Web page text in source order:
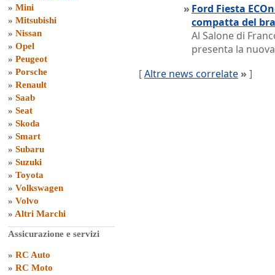
» Mini
» Mitsubishi
» Nissan
» Opel
» Peugeot
» Porsche
» Renault
» Saab
» Seat
» Skoda
» Smart
» Subaru
» Suzuki
» Toyota
» Volkswagen
» Volvo
» Altri Marchi
Assicurazione e servizi
» RC Auto
» RC Moto
» Ford Fiesta
compatta del
Al Salone di
presenta la
[Altre news correlate » ]